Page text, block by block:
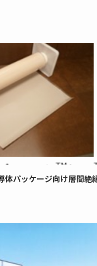
体パッケージ向け層間絶